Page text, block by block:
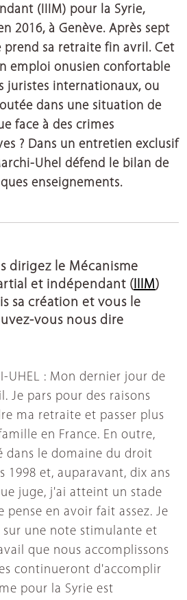
(IIIM) pour la Syrie,
2016, à Genève. Après sept
prend sa retraite fin avril. Cet
emploi onusien confortable
juristes internationaux, ou
dans une situation de
face à des crimes
? Dans un entretien exclusif
Uhel défend le bilan de
enseignements.
dirigez le Mécanisme
et indépendant ( IIIM)
sa création et vous le
vous nous dire
UHEL : Mon dernier jour de
Je pars pour des raisons
ma retraite et passer plus
en France. En outre,
dans le domaine du droit
1998 et, auparavant, dix ans
juge, j'ai atteint un stade
pense en avoir fait assez. Je
une note stimulante et
que nous accomplissons
continueront d'accomplir
pour la Syrie est